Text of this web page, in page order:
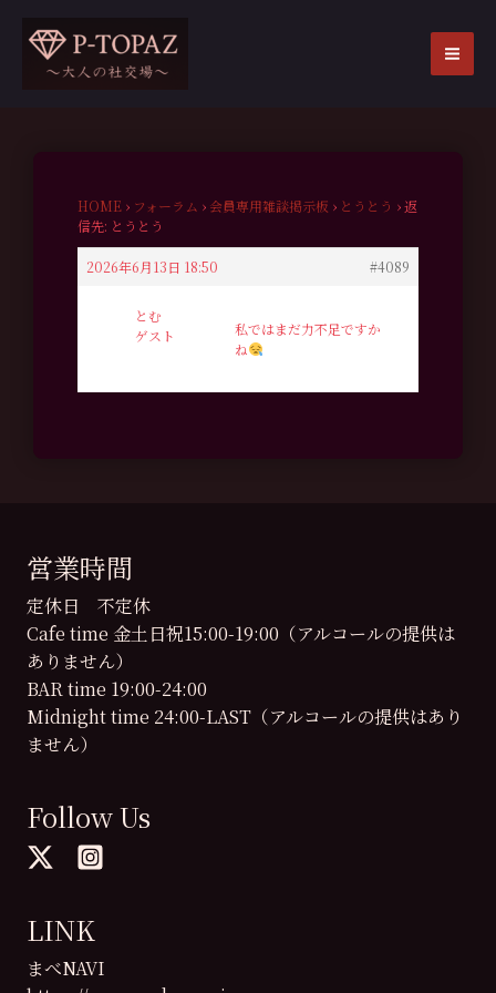
HOME › フォーラム › 会員専用雑談掲示板 › とうとう ›返
信先: とうとう
2026年6月13日 18:50 #4089
とむ
ゲスト
私ではまだ力不足ですか
ね
営業時間
定休日 不定休
Cafe time 金土日祝15:00-19:00（アルコールの提供は
ありません）
BAR time 19:00-24:00
Midnight time 24:00-LAST（アルコールの提供はあり
ません）
Follow Us
LINK
まべNAVI